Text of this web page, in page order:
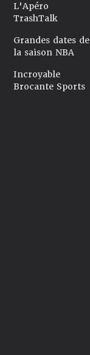
L'Apéro
TrashTalk
Grandes dates de
la saison NBA
Incroyable
Brocante Sports